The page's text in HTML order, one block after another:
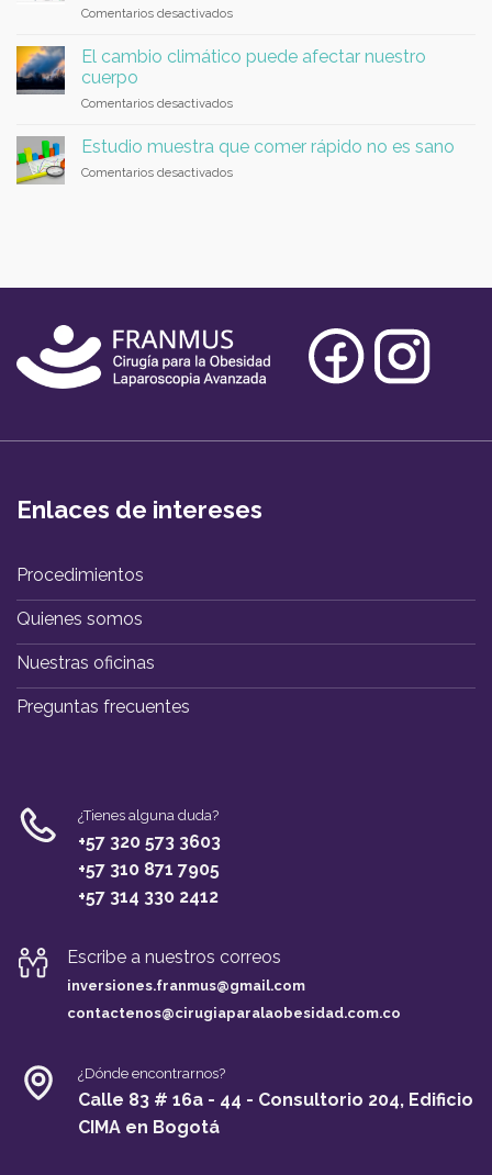
sobreprotección
Comentarios desactivadosen
indica
efectos
consumir
procesados
El cambio climático puede afectar nuestro
cuerpo
Comentarios desactivadosen
cambio
puede
Estudio muestra que comer rápido no es sano
Comentarios desactivadosen
Enlaces de intereses
Procedimientos
Quienes somos
Nuestras oficinas
Preguntas frecuentes
¿Tienes alguna duda?
+57 320 573 3603
+57 310 871 7905
+57 314 330 2412
Escribe a nuestros correos
inversiones.franmus@gmail.com
contactenos@cirugiaparalaobesidad.com.co
¿Dónde encontrarnos?
Calle 83 # 16a - 44 - Consultorio 204, Edificio
CIMA en Bogotá